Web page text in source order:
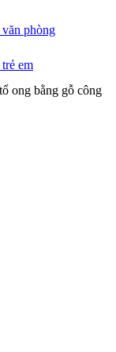
phòng
em
ong bằng gỗ công